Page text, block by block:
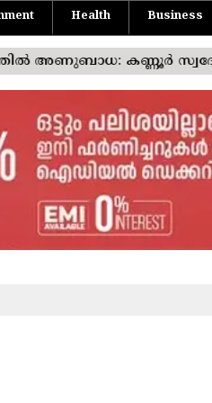
Health Business